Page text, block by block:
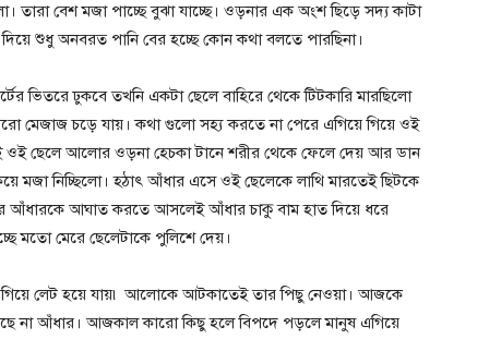
বেশ মজা পাচ্ছে বুঝা যাচ্ছে। ওড়নার এক অংশ ছিড়ে সদ্য কাটা
শুধু অনবরত পানি বের হচ্ছে কোন কথা বলতে পারছিনা।
ভিতরে ঢুকবে তখনি একটা ছেলে বাহিরে থেকে টিটকারি মারছিলো
মেজাজ চড়ে যায়। কথা গুলো সহ্য করতে না পেরে এগিয়ে গিয়ে ওই
ওই ছেলে আলোর ওড়না হেচকা টানে শরীর থেকে ফেলে দেয় আর ডান
মজা নিচ্ছিলো। হঠাৎ আঁধার এসে ওই ছেলেকে লাথি মারতেই ছিটকে
আঁধারকে আঘাত করতে আসলেই আঁধার চাকু বাম হাত দিয়ে ধরে
মতো মেরে ছেলেটাকে পুলিশে দেয়।
লেট হয়ে যায়৷ আলোকে আটকাতেই তার পিছু নেওয়া। আজকে
না আঁধার। আজকাল কারো কিছু হলে বিপদে পড়লে মানুষ এগিয়ে